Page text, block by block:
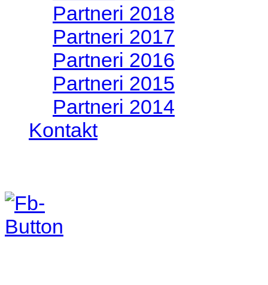
Partneri 2018
Partneri 2017
Partneri 2016
Partneri 2015
Partneri 2014
Kontakt